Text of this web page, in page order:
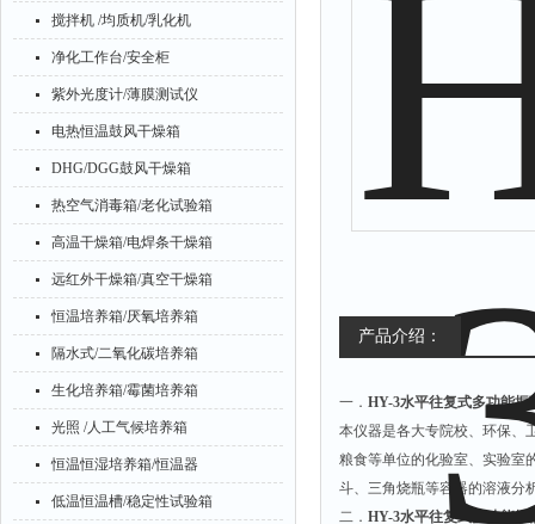
搅拌机 /均质机/乳化机
净化工作台/安全柜
紫外光度计/薄膜测试仪
电热恒温鼓风干燥箱
DHG/DGG鼓风干燥箱
热空气消毒箱/老化试验箱
高温干燥箱/电焊条干燥箱
远红外干燥箱/真空干燥箱
恒温培养箱/厌氧培养箱
隔水式/二氧化碳培养箱
生化培养箱/霉菌培养箱
光照 /人工气候培养箱
恒温恒湿培养箱/恒温器
低温恒温槽/稳定性试验箱
产品介绍：
一． HY-3水平往复式多功能振
本仪器是各大专院校、环保、
粮食等单位的化验室、实验室
斗、三角烧瓶等容器的溶液分
二． HY-3水平往复式多功能振